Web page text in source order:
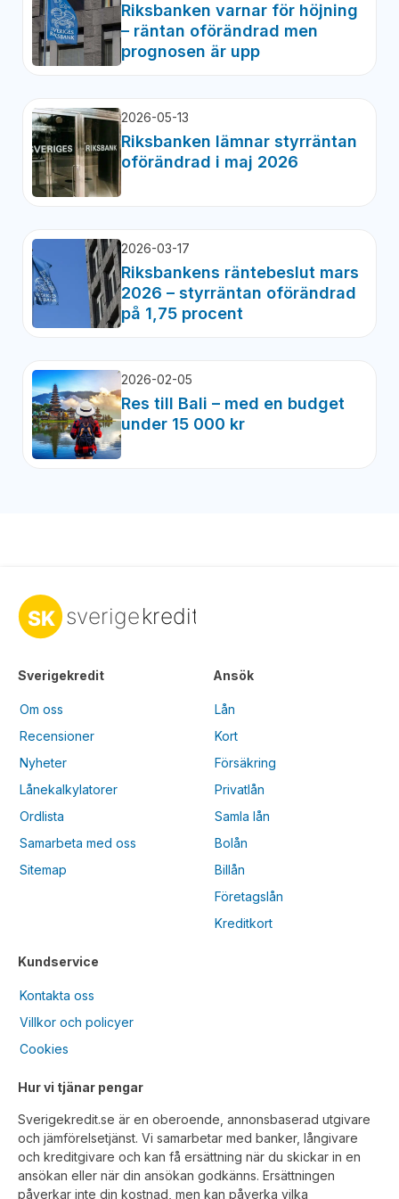
Riksbanken varnar för höjning
– räntan oförändrad men
prognosen är upp
2026-05-13
Riksbanken lämnar styrräntan
oförändrad i maj 2026
2026-03-17
Riksbankens räntebeslut mars
2026 – styrräntan oförändrad
på 1,75 procent
2026-02-05
Res till Bali – med en budget
under 15 000 kr
Sverigekredit
Om oss
Recensioner
Nyheter
Lånekalkylatorer
Ordlista
Samarbeta med oss
Sitemap
Kundservice
Kontakta oss
Villkor och policyer
Cookies
Ansök
Lån
Kort
Försäkring
Privatlån
Samla lån
Bolån
Billån
Företagslån
Kreditkort
Hur vi tjänar pengar
Sverigekredit.se är en oberoende, annonsbaserad utgivare
och jämförelsetjänst. Vi samarbetar med banker, långivare
och kreditgivare och kan få ersättning när du skickar in en
ansökan eller när din ansökan godkänns. Ersättningen
påverkar inte din kostnad, men kan påverka vilka